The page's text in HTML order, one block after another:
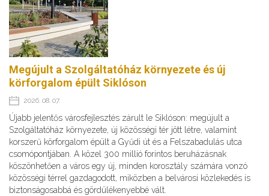
Megújult a Szolgáltatóház környezete és új
körforgalom épült Siklóson
2026. 08. 07.
Újabb jelentős városfejlesztés zárult le Siklóson: megújult a
Szolgáltatóház környezete, új közösségi tér jött létre, valamint
korszerű körforgalom épült a Gyűdi út és a Felszabadulás utca
csomópontjában. A közel 300 millió forintos beruházásnak
köszönhetően a város egy új, minden korosztály számára vonzó
közösségi térrel gazdagodott, miközben a belvárosi közlekedés is
biztonságosabbá és gördülékenyebbé vált.